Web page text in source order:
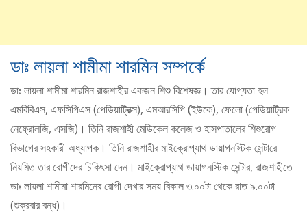
ডাঃ লায়লা শামীমা শারমিন সম্পর্কে
ডাঃ লায়লা শামীমা শারমিন রাজশাহীর একজন শিশু বিশেষজ্ঞ। তার যোগ্যতা হল
এমবিবিএস, এফসিপিএস (পেডিয়াট্রিক্স), এমআরসিপি (ইউকে), ফেলো (পেডিয়াট্রিক
নেফ্রোলজি, এসজি)। তিনি রাজশাহী মেডিকেল কলেজ ও হাসপাতালের শিশুরোগ
বিভাগের সহকারী অধ্যাপক। তিনি রাজশাহীর মাইক্রোপ্যাথ ডায়াগনস্টিক সেন্টারে
নিয়মিত তার রোগীদের চিকিৎসা দেন। মাইক্রোপ্যাথ ডায়াগনস্টিক সেন্টার, রাজশাহীতে
ডাঃ লায়লা শামীমা শারমিনের রোগী দেখার সময় বিকাল ৩.০০টা থেকে রাত ৯.০০টা
(শুক্রবার বন্ধ)।